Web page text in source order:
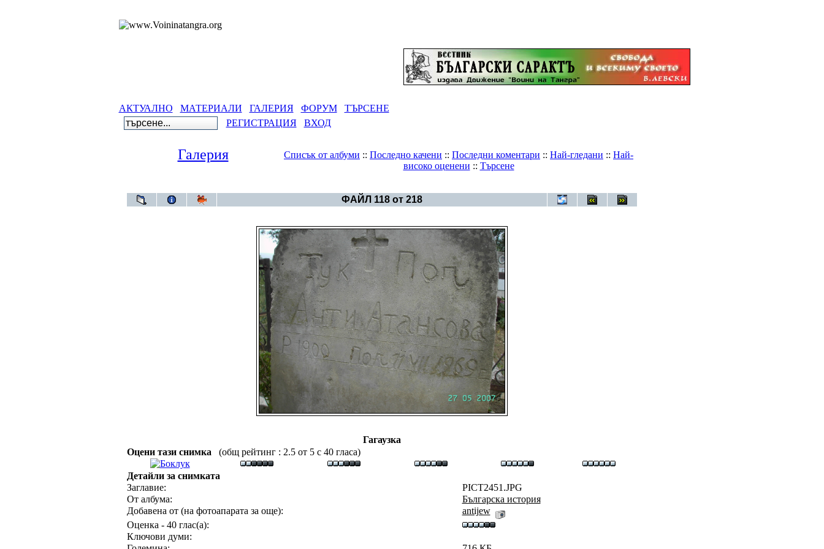
АКТУАЛНО МАТЕРИАЛИ ГАЛЕРИЯ ФОРУМ
ТЪРСЕНЕ
РЕГИСТРАЦИЯ
ВХОД
Галерия Списък от албуми :: Последно качени :: Последни коментари :: Най-гледани :: Най-
високо оценени :: Търсене
ФАЙЛ 118 от 218
Гагаузка
Оцени тази снимка
(общ рейтинг : 2.5 от 5 с 40 гласа)
Детайли за снимката
Заглавие:
PICT2451.JPG
От албума:
Българска история
Добавена от (на фотоапарата за още):
antijew
Оценка - 40 глас(а):
Ключови думи: